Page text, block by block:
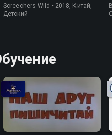
Screechers Wild • 2018, Китай,
Детский